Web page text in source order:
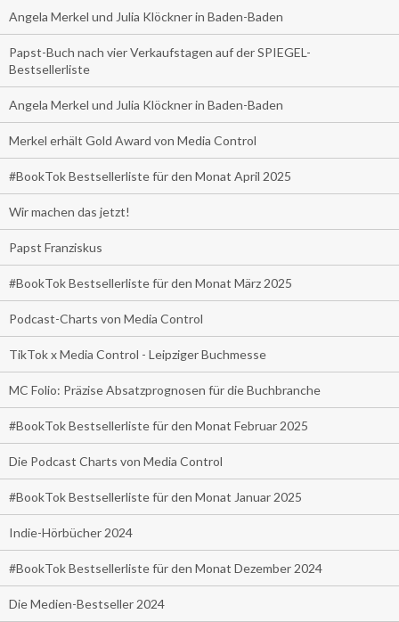
Angela Merkel und Julia Klöckner in Baden-Baden
Papst-Buch nach vier Verkaufstagen auf der SPIEGEL-
Bestsellerliste
Angela Merkel und Julia Klöckner in Baden-Baden
Merkel erhält Gold Award von Media Control
#BookTok Bestsellerliste für den Monat April 2025
Wir machen das jetzt!
Papst Franziskus
#BookTok Bestsellerliste für den Monat März 2025
Podcast-Charts von Media Control
TikTok x Media Control - Leipziger Buchmesse
MC Folio: Präzise Absatzprognosen für die Buchbranche
#BookTok Bestsellerliste für den Monat Februar 2025
Die Podcast Charts von Media Control
#BookTok Bestsellerliste für den Monat Januar 2025
Indie-Hörbücher 2024
#BookTok Bestsellerliste für den Monat Dezember 2024
Die Medien-Bestseller 2024